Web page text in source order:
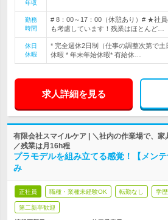
年収
勤務
時間
# 8：00～17：00（休憩あり）# ★社
も考慮しています！残業はほとんど…
休日
休暇
* 完全週休2日制（仕事の調整次第で土
休暇 * 年末年始休暇* 有給休…
求人詳細を見る
有限会社スマイルケア | ＼社内の作業場で、家
／残業は月16h程
プラモデルを組み立てる感覚！【メン
み
正社員 職種・業種未経験OK 転勤なし 学
第二新卒歓迎